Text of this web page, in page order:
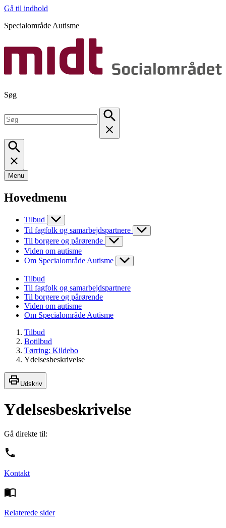
Gå til indhold
Specialområde Autisme
Søg
Menu
Hovedmenu
Tilbud
Til fagfolk og samarbejdspartnere
Til borgere og pårørende
Viden om autisme
Om Specialområde Autisme
Tilbud
Til fagfolk og samarbejdspartnere
Til borgere og pårørende
Viden om autisme
Om Specialområde Autisme
Tilbud
Botilbud
Tørring: Kildebo
Ydelsesbeskrivelse
Udskriv
Ydelsesbeskrivelse
Gå direkte til:
Kontakt
Relaterede sider